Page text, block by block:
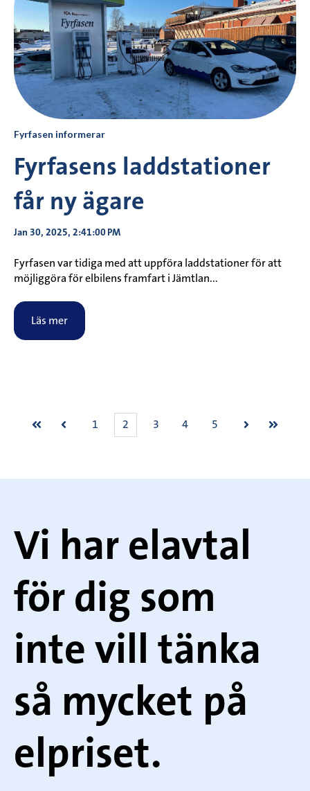
Fyrfasen informerar
Fyrfasens laddstationer
får ny ägare
Jan 30, 2025, 2:41:00 PM
Fyrfasen var tidiga med att uppföra laddstationer för att
möjliggöra för elbilens framfart i Jämtlan...
Läs mer
Först Föregående
1 2 3 4 5
Nästa Sista
Vi har elavtal
för dig som
inte vill tänka
så mycket på
elpriset.